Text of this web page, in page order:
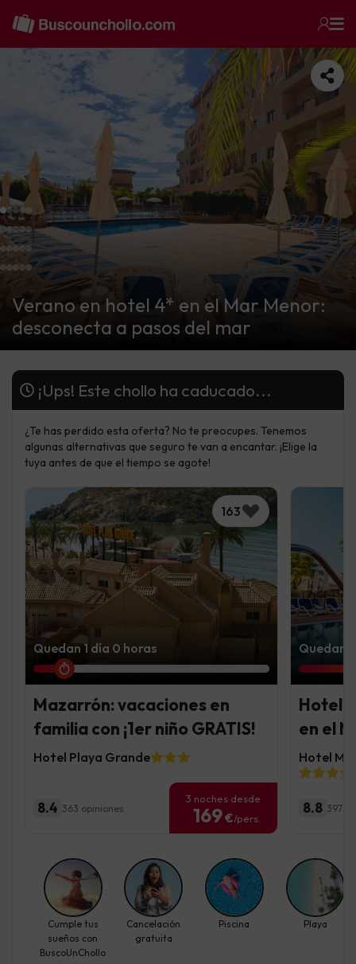
Verano en hotel 4* en el Mar Menor:
desconecta a pasos del mar
¡Ups! Este chollo ha caducado...
¿Te has perdido esta oferta? No te preocupes. Tenemos
algunas alternativas que seguro te van a encantar. ¡Elige la
tuya antes de que el tiempo se agote!
163
Quedan 1 día 0 horas
Mazarrón: vacaciones en
familia con ¡1er niño GRATIS!
Hotel Playa Grande
8.4 363 opiniones
3 noches desde
169€/pers.
Quedan
Hotel
en el
Hotel
8.8 3972
Cumple tus
sueños con
BuscoUnChollo
Cancelación
gratuita
Piscina Playa